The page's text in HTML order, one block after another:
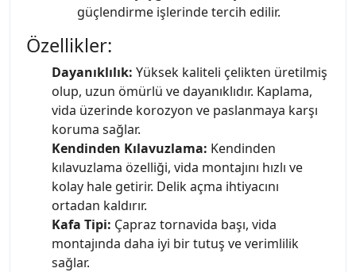
güçlendirme işlerinde tercih edilir.
Özellikler:
Dayanıklılık: Yüksek kaliteli çelikten üretilmiş
olup, uzun ömürlü ve dayanıklıdır. Kaplama,
vida üzerinde korozyon ve paslanmaya karşı
koruma sağlar.
Kendinden Kılavuzlama: Kendinden
kılavuzlama özelliği, vida montajını hızlı ve
kolay hale getirir. Delik açma ihtiyacını
ortadan kaldırır.
Kafa Tipi: Çapraz tornavida başı, vida
montajında daha iyi bir tutuş ve verimlilik
sağlar.